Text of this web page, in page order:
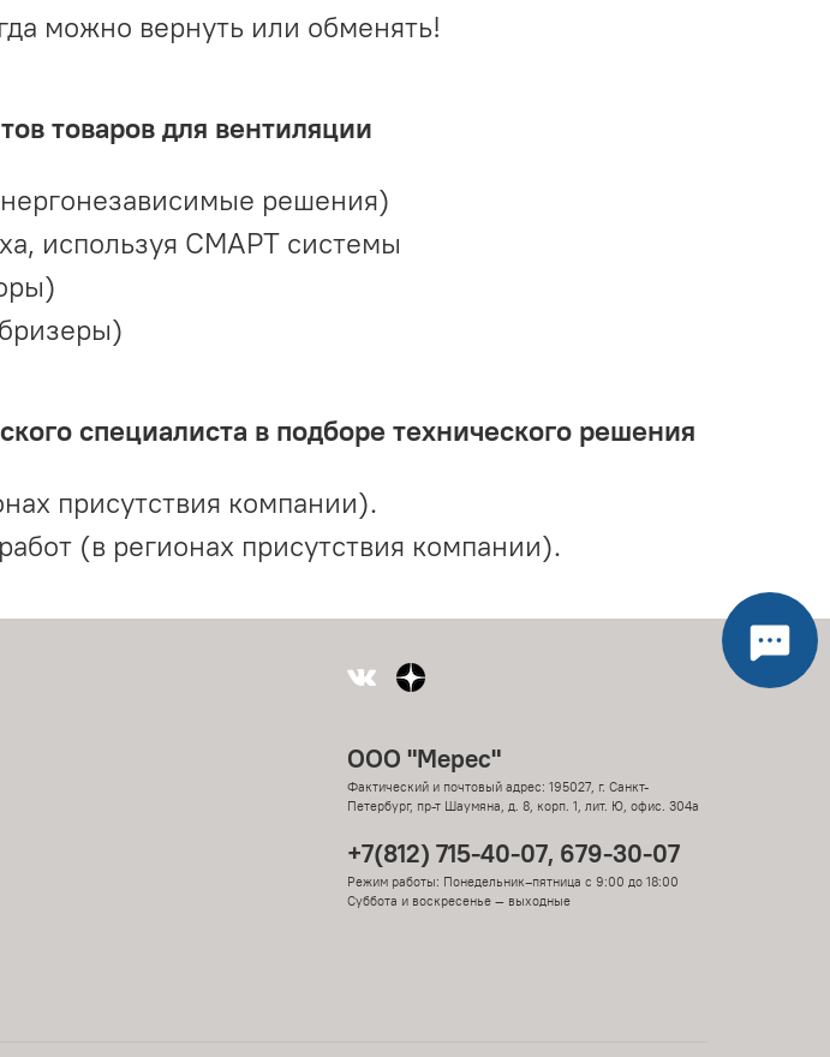
можно вернуть или обменять!
товаров для вентиляции
решения)
используя СМАРТ системы
специалиста в подборе технического решения
присутствия компании).
(в регионах присутствия компании).
ООО "Мерес"
Фактический и почтовый адрес: 195027, г. Санкт-
Петербург, пр-т Шаумяна, д. 8, корп. 1, лит. Ю, офис. 304а
+7(812) 715-40-07, 679-30-07
Режим работы: Понедельник–пятница с 9:00 до 18:00
Суббота и воскресенье — выходные